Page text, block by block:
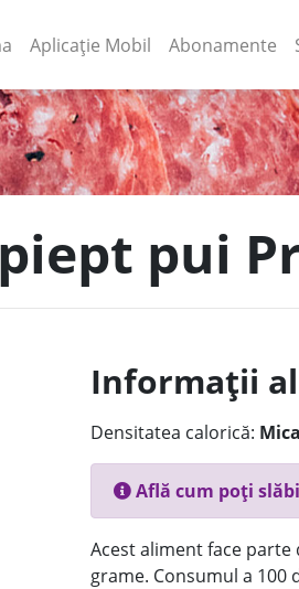
(current)
Aplicație Mobil (current)
Abonamente
pui
Informații
Densitatea calorică:
Află cum poți
Acest aliment face
grame. Consumul a